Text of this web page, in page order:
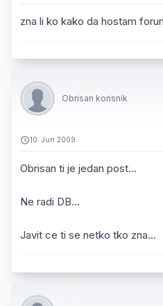
zna li ko kako da hostam
Obrisan korisnik
10. Jun 2009.
Obrisan ti je jedan post...
Ne radi DB...
Javit ce ti se netko tko zna...